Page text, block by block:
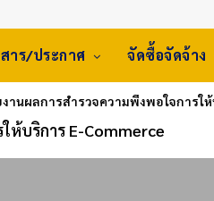
าร/ประกาศ จัดซื้อจัดจ้าง
งานผลการสำรวจความพึงพอใจการใ
ห้บริการ E-Commerce